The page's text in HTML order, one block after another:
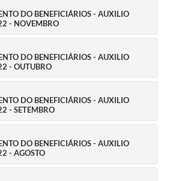
DO BENEFICIÁRIOS - AUXILIO
- NOVEMBRO
DO BENEFICIÁRIOS - AUXILIO
- OUTUBRO
DO BENEFICIÁRIOS - AUXILIO
- SETEMBRO
DO BENEFICIÁRIOS - AUXILIO
- AGOSTO